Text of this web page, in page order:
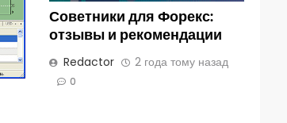
Советники для Форекс:
отзывы и рекомендации
Redactor 2 года тому назад
0